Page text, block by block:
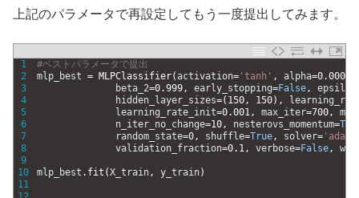
上記のパラメータで再設定してもう一度提出してみます。
1
2
3
4
5
6
7
8
9
10
11
#ベストパラメータで提出
mlp_best = MLPClassifier(activation= 'tanh' , alpha=0.0001
beta_2=0.999, early_stopping=False, epsilon
hidden_layer_sizes=( 150, 150) ,
learning_rate_init=0.001, max_iter=700,
n_iter_no_change=10, nesterovs_momentum=
random_state=0, shuffle=True, solver= 'adam'
validation_fraction=0.1, verbose=False,
mlp_best . fit (X_train, y_train)